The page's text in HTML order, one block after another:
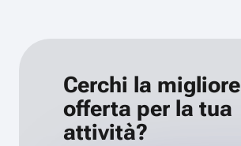
Cerchi la migliore
offerta per la tua
attività?